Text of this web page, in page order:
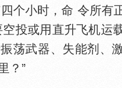
个小时，命 令所有
投或用直升飞机运
荡武器、失能剂、
？”